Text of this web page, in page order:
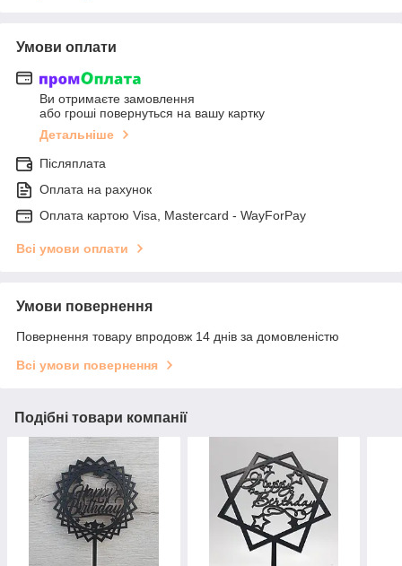
Умови оплати
Ви отримаєте замовлення
або гроші повернуться на вашу картку
Детальніше
Післяплата
Оплата на рахунок
Оплата картою Visa, Mastercard - WayForPay
Всі умови оплати
Умови повернення
Повернення товару впродовж 14 днів за домовленістю
Всі умови повернення
Подібні товари компанії